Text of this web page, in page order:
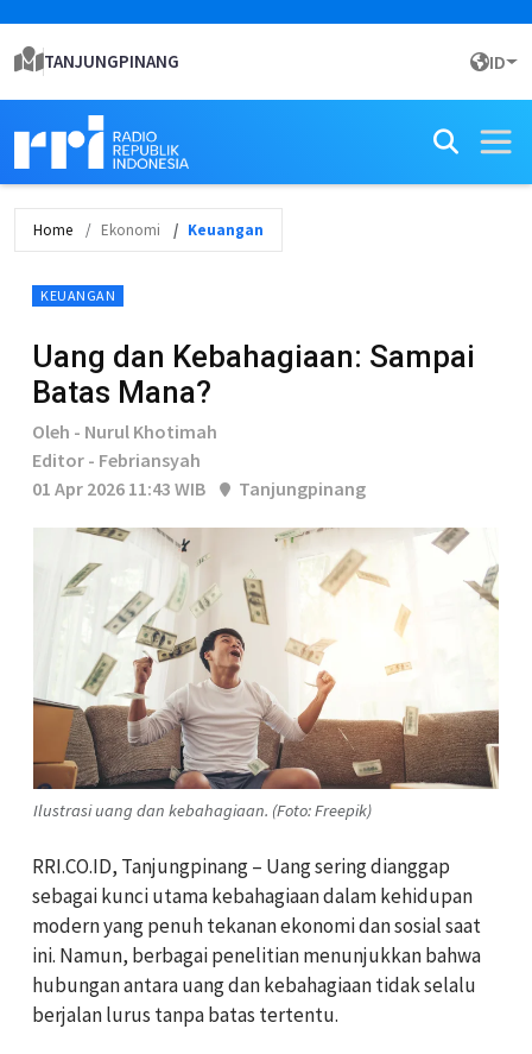
TANJUNGPINANG ID
Home Ekonomi Keuangan
KEUANGAN
Uang dan Kebahagiaan: Sampai
Batas Mana?
Oleh - Nurul Khotimah
Editor - Febriansyah
01 Apr 2026 11:43 WIB
Tanjungpinang
Ilustrasi uang dan kebahagiaan. (Foto: Freepik)
RRI.CO.ID, Tanjungpinang – Uang sering dianggap
sebagai kunci utama kebahagiaan dalam kehidupan
modern yang penuh tekanan ekonomi dan sosial saat
ini. Namun, berbagai penelitian menunjukkan bahwa
hubungan antara uang dan kebahagiaan tidak selalu
berjalan lurus tanpa batas tertentu.